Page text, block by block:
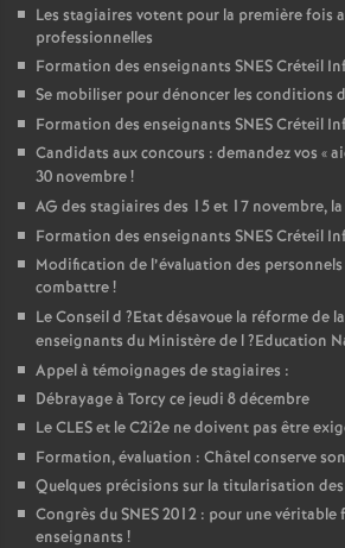
Les stagiaires votent pour la première fois
professionnelles
Formation des enseignants SNESCréteil
Se mobiliser pour dénoncer les conditions
Formation des enseignants SNESCréteil
Candidats aux concours : demandez vos «
30 novembre!
AG des stagiaires des 15 et 17 novembre,
Formation des enseignants SNESCréteil
Modification de l’évaluation des
combattre!
Le Conseil d ?Etat désavoue la réforme de
enseignants du Ministère de l?Education
Appel à témoignages de stagiaires :
Débrayage à Torcy ce jeudi 8 décembre
LeCLESet le C2i2e ne doivent pas être
Formation, évaluation : Châtel conserve
Quelques précisions sur la titularisation
Congrès duSNES2012 : pour une véritable
enseignants !